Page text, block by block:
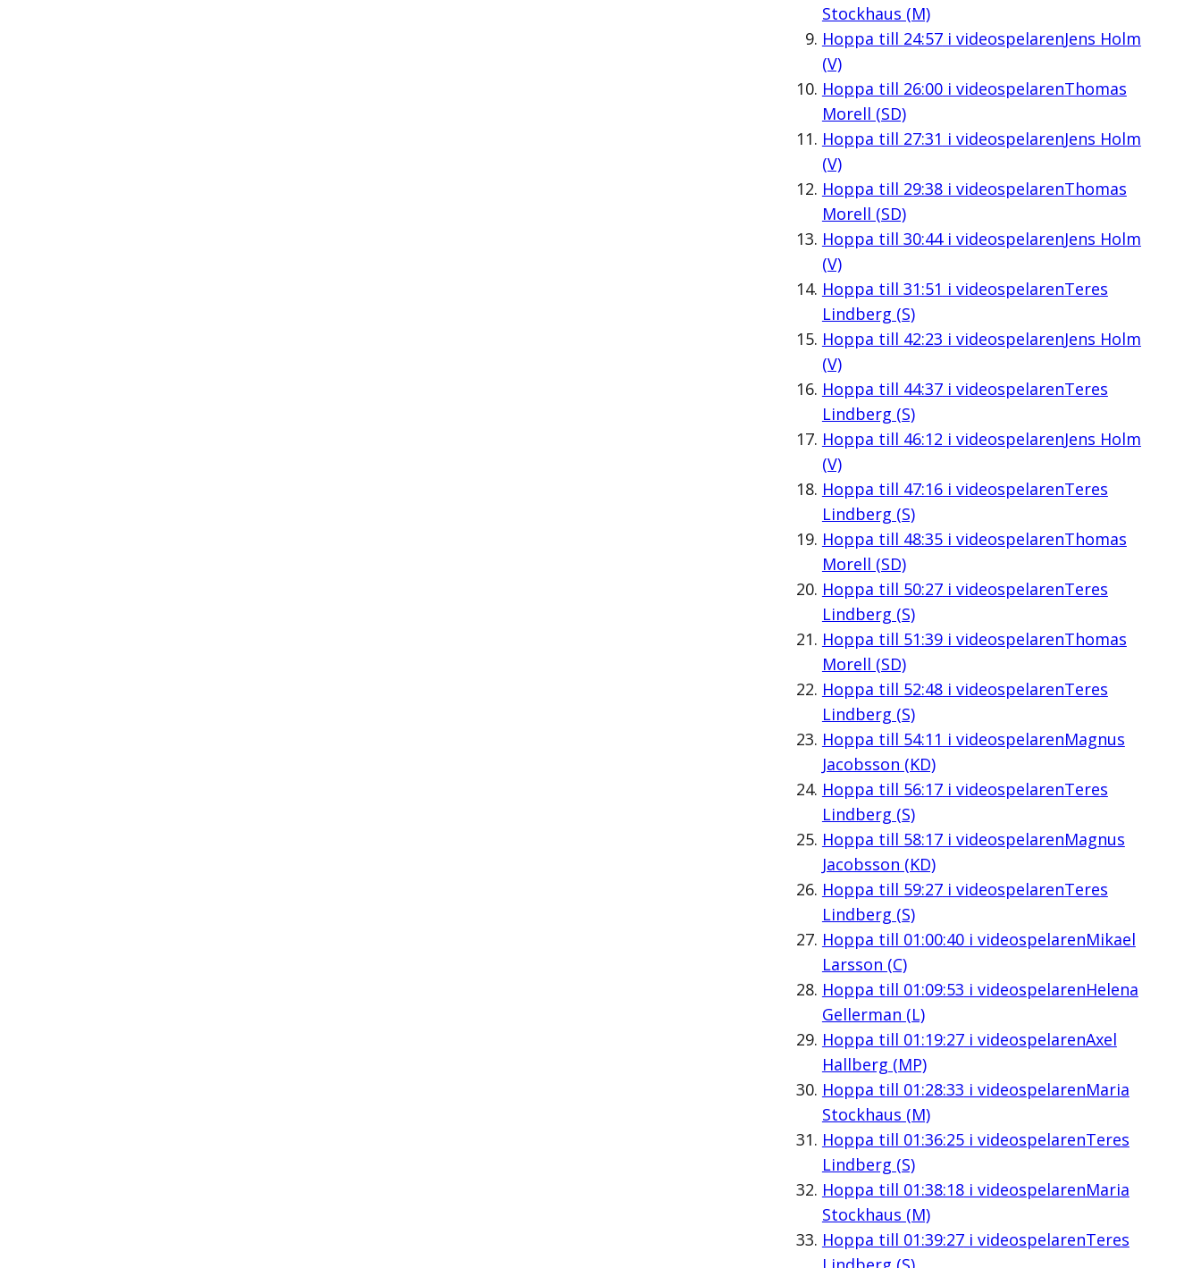
Stockhaus (M)
Hoppa till 24:57i videospelarenJens Holm
(V)
Hoppa till 26:00i videospelarenThomas
Morell (SD)
Hoppa till 27:31 i videospelarenJens Holm
(V)
Hoppa till 29:38i videospelarenThomas
Morell (SD)
Hoppa till 30:44i videospelarenJens Holm
(V)
Hoppa till 31:51 i videospelarenTeres
Lindberg (S)
Hoppa till 42:23 i videospelarenJens Holm
(V)
Hoppa till 44:37i videospelarenTeres
Lindberg (S)
Hoppa till 46:12 i videospelarenJens Holm
(V)
Hoppa till 47:16i videospelarenTeres
Lindberg (S)
Hoppa till 48:35i videospelarenThomas
Morell (SD)
Hoppa till 50:27i videospelarenTeres
Lindberg (S)
Hoppa till 51:39i videospelarenThomas
Morell (SD)
Hoppa till 52:48i videospelarenTeres
Lindberg (S)
Hoppa till 54:11 i videospelarenMagnus
Jacobsson (KD)
Hoppa till 56:17i videospelarenTeres
Lindberg (S)
Hoppa till 58:17i videospelarenMagnus
Jacobsson (KD)
Hoppa till 59:27i videospelarenTeres
Lindberg (S)
Hoppa till 01:00:40i videospelarenMikael
Larsson (C)
Hoppa till 01:09:53 i videospelarenHelena
Gellerman (L)
Hoppa till 01:19:27i videospelarenAxel
Hallberg (MP)
Hoppa till 01:28:33 i videospelarenMaria
Stockhaus (M)
Hoppa till 01:36:25i videospelarenTeres
Lindberg (S)
Hoppa till 01:38:18i videospelarenMaria
Stockhaus (M)
Hoppa till 01:39:27i videospelarenTeres